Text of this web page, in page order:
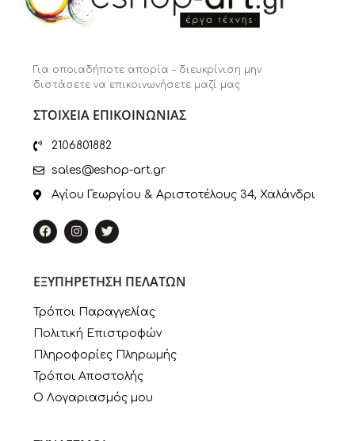
Για οποιαδήποτε απορία – διευκρίνιση μην
διστάσετε να επικοινωνήσετε μαζί μας
ΣΤΟΙΧΕΙΑ ΕΠΙΚΟΙΝΩΝΙΑΣ
2106801882
sales@eshop-art.gr
Αγίου Γεωργίου & Αριστοτέλους 34, Χαλάνδρι
ΕΞΥΠΗΡΕΤΗΣΗ ΠΕΛΑΤΩΝ
Τρόποι Παραγγελίας
Πολιτική Επιστροφών
Πληροφορίες Πληρωμής
Τρόποι Αποστολής
Ο Λογαριασμός μου